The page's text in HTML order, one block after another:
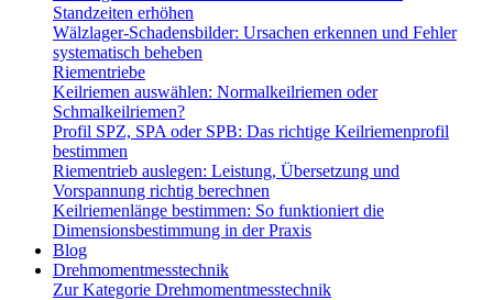
Standzeiten erhöhen
Wälzlager-Schadensbilder: Ursachen erkennen und Fehler
systematisch beheben
Riementriebe
Keilriemen auswählen: Normalkeilriemen oder
Schmalkeilriemen?
Profil SPZ, SPA oder SPB: Das richtige Keilriemenprofil
bestimmen
Riementrieb auslegen: Leistung, Übersetzung und
Vorspannung richtig berechnen
Keilriemenlänge bestimmen: So funktioniert die
Dimensionsbestimmung in der Praxis
Blog
Drehmomentmesstechnik
Zur Kategorie Drehmomentmesstechnik